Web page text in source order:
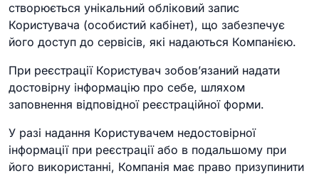
створюється унікальний обліковий запис
Користувача (особистий кабінет), що забезпечує
його доступ до сервісів, які надаються Компанією.
При реєстрації Користувач зобов’язаний надати
достовірну інформацію про себе, шляхом
заповнення відповідної реєстраційної форми.
У разі надання Користувачем недостовірної
інформації при реєстрації або в подальшому при
його використанні, Компанія має право призупинити